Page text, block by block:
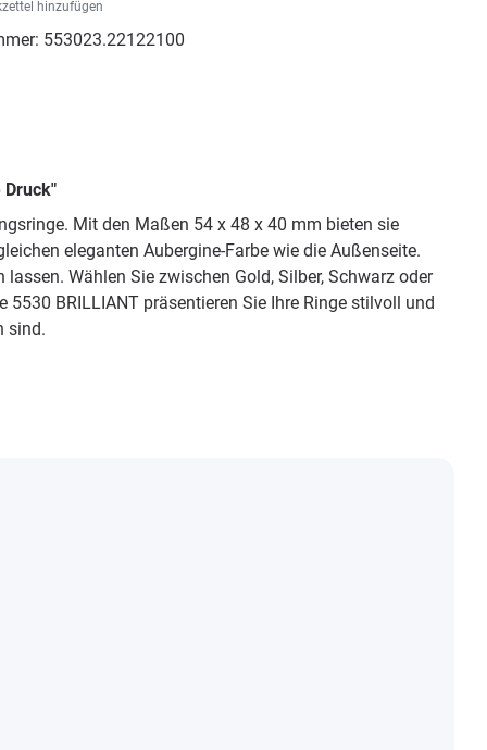
hinzufügen
553023.22122100
Druck"
Mit den Maßen 54 x 48 x 40 mm bieten sie
eleganten Aubergine-Farbe wie die Außenseite.
Wählen Sie zwischen Gold, Silber, Schwarz oder
BRILLIANT präsentieren Sie Ihre Ringe stilvoll und
sind.